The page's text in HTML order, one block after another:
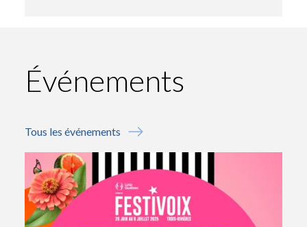
Événements
Tous les événements